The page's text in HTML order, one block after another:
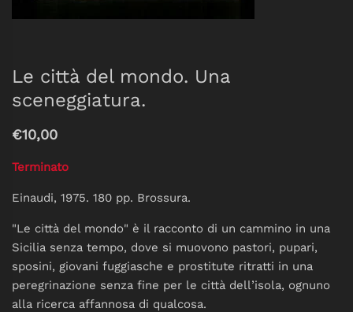
Le città del mondo. Una
sceneggiatura.
€10,00
Terminato
Einaudi, 1975. 180 pp. Brossura.
"Le città del mondo" è il racconto di un cammino in una
Sicilia senza tempo, dove si muovono pastori, pupari,
sposini, giovani fuggiasche e prostitute ritratti in una
peregrinazione senza fine per le città dell’isola, ognuno
alla ricerca affannosa di qualcosa.